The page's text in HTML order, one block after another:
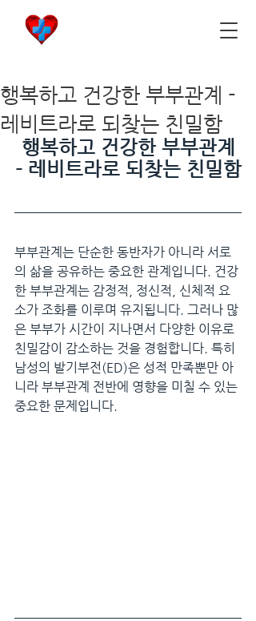
행복하고 건강한 부부관계 -
레비트라로 되찾는 친밀함
행복하고 건강한 부부관계
- 레비트라로 되찾는 친밀함
부부관계는 단순한 동반자가 아니라 서로
의 삶을 공유하는 중요한 관계입니다. 건강
한 부부관계는 감정적, 정신적, 신체적 요
소가 조화를 이루며 유지됩니다. 그러나 많
은 부부가 시간이 지나면서 다양한 이유로
친밀감이 감소하는 것을 경험합니다. 특히
남성의 발기부전(ED)은 성적 만족뿐만 아
니라 부부관계 전반에 영향을 미칠 수 있는
중요한 문제입니다.